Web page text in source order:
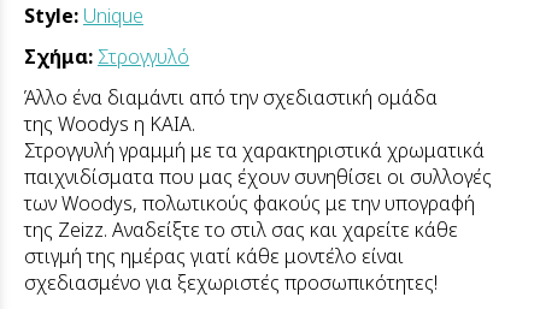
Style: Unique
Σχήμα: Στρογγυλό
Άλλο ένα διαμάντι από την σχεδιαστική ομάδα
της Woodys η ΚΑΙΑ.
Στρογγυλή γραμμή με τα χαρακτηριστικά χρωματικά
παιχνιδίσματα που μας έχουν συνηθίσει οι συλλογές
τωνWoodys, πολωτικούς φακούς με την υπογραφή
της Zeizz. Αναδείξτε το στιλ σας και χαρείτε κάθε
στιγμή της ημέρας γιατί κάθε μοντέλο είναι
σχεδιασμένο για ξεχωριστές προσωπικότητες!